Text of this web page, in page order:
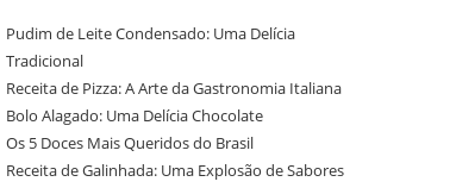
Pudim de Leite Condensado: Uma Delícia
Tradicional
Receita de Pizza: A Arte da Gastronomia Italiana
Bolo Alagado: Uma Delícia Chocolate
Os 5 Doces Mais Queridos do Brasil
Receita de Galinhada: Uma Explosão de Sabores